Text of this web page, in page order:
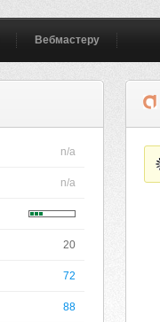
Вебмастеру
n/a
n/a
20
72
88